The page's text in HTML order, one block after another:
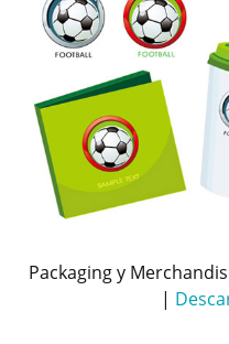
Packaging y
|